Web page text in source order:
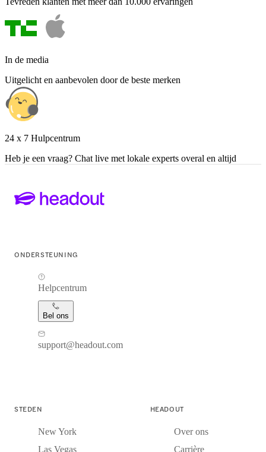
In de media
Uitgelicht en aanbevolen door de beste merken
24 x 7 Hulpcentrum
Heb je een vraag? Chat live met lokale experts overal en altijd
ONDERSTEUNING
Helpcentrum
Bel ons
support@headout.com
STEDEN
New York
Las Vegas
HEADOUT
Over ons
Carrière